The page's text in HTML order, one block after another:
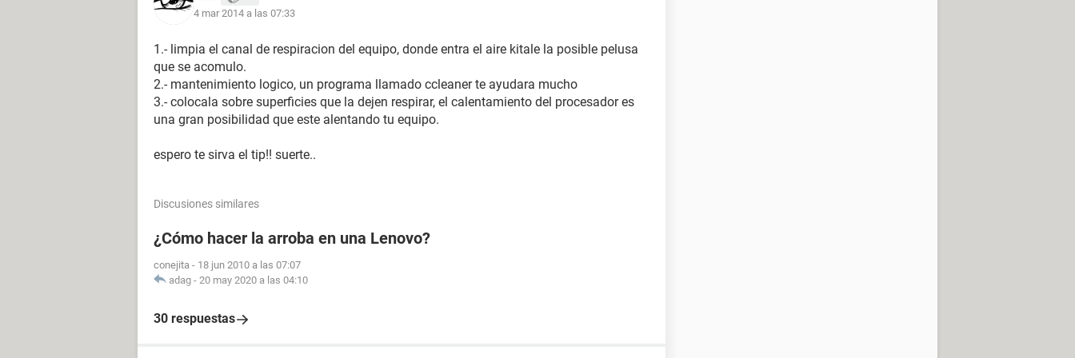
4 mar 2014 a las 07:33
1.- limpia el canal de respiracion del equipo, donde entra el aire kitale la posible pelusa
que se acomulo.
2.- mantenimiento logico, un programa llamado ccleaner te ayudara mucho
3.- colocala sobre superficies que la dejen respirar, el calentamiento del procesador es
una gran posibilidad que este alentando tu equipo.
espero te sirva el tip!! suerte..
Discusiones similares
¿Cómo hacer la arroba en una Lenovo?
conejita - 18 jun 2010 a las 07:07
adag - 20 may 2020 a las 04:10
30 respuestas